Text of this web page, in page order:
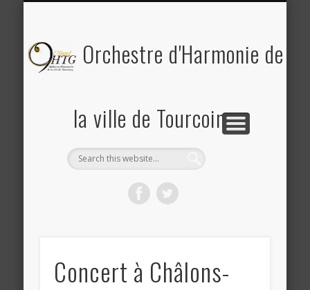
Orchestre d'Harmonie de
la ville de Tourcoing
Concert à Châlons-